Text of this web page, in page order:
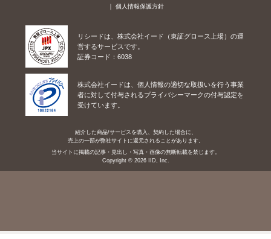
個人情報保護方針
リシードは、株式会社イード（東証グロース上場）の運
営するサービスです。
証券コード：6038
株式会社イードは、個人情報の適切な取扱いを行う事業
者に対して付与されるプライバシーマークの付与認定を
受けています。
紹介した商品/サービスを購入、契約した場合に、
売上の一部が弊社サイトに還元されることがあります。
当サイトに掲載の記事・見出し・写真・画像の無断転載を禁じます。
Copyright © 2026 IID, Inc.